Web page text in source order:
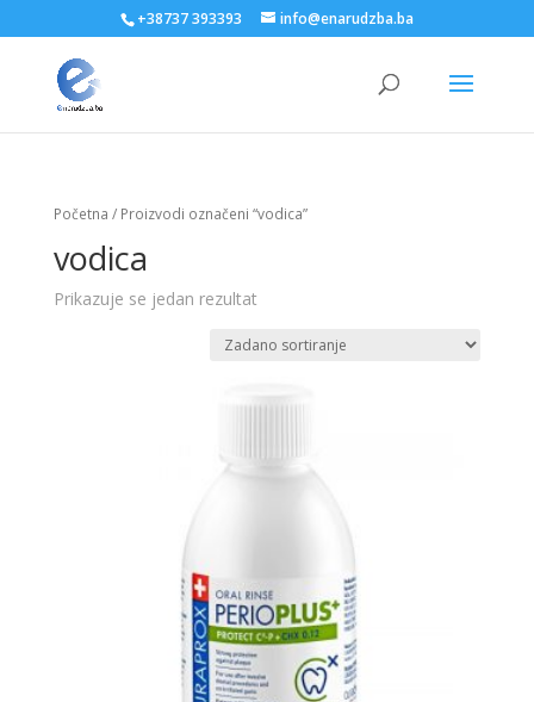
+38737 393393 info@enarudzba.ba
Početna / Proizvodi označeni “vodica”
vodica
Prikazuje se jedan rezultat